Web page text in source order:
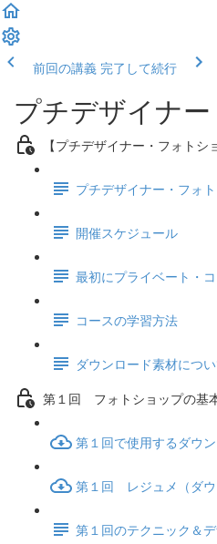
前回の講義 完了して続行
プチデザイナ
【プチデザイナー・フォト
プチデザイナー・フォ
開催スケジュール
最初にプライベート・
コースの学習方法
ダウンロード素材につ
第１回 フォトショップの基
第１回で使用するダウ
第１回 レジュメ（ダウ
第１回のテクニック＆